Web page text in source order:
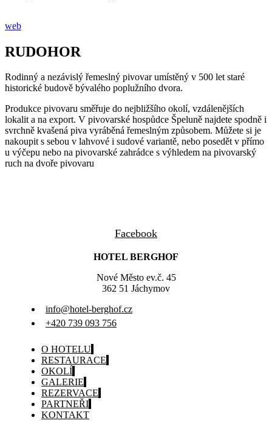
web
RUDOHOR
Rodinný a nezávislý řemeslný pivovar umístěný v 500 let staré
historické budově bývalého poplužního dvora.
Produkce pivovaru směřuje do nejbližšího okolí, vzdálenějších
lokalit a na export. V pivovarské hospůdce Špeluně najdete spodně i
svrchně kvašená piva vyráběná řemeslným způsobem. Můžete si je
nakoupit s sebou v lahvové i sudové variantě, nebo posedět v přímo
u výčepu nebo na pivovarské zahrádce s výhledem na pivovarský
ruch na dvoře pivovaru
Facebook
HOTEL BERGHOF
Nové Město ev.č. 45
362 51 Jáchymov
info@hotel-berghof.cz
+420 739 093 756
O HOTELU
RESTAURACE
OKOLÍ
GALERIE
REZERVACE
PARTNEŘI
KONTAKT